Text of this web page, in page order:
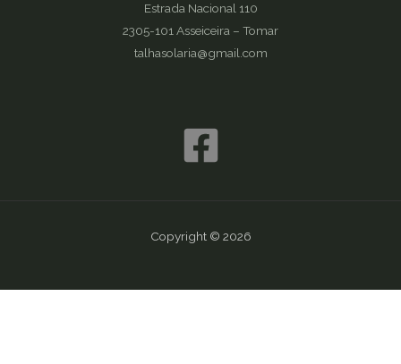
Estrada Nacional 110
2305-101 Asseiceira – Tomar
talhasolaria@gmail.com
Copyright © 2026